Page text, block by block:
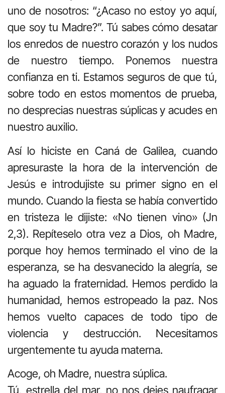
uno de nosotros: “¿Acaso no estoy yo aquí,
que soy tu Madre?”. Tú sabes cómo desatar
los enredos de nuestro corazón y los nudos
de nuestro tiempo. Ponemos nuestra
confianza en ti. Estamos seguros de que tú,
sobre todo en estos momentos de prueba,
no desprecias nuestras súplicas y acudes en
nuestro auxilio.
Así lo hiciste en Caná de Galilea, cuando
apresuraste la hora de la intervención de
Jesús e introdujiste su primer signo en el
mundo. Cuando la fiesta se había convertido
en tristeza le dijiste: «No tienen vino» (Jn
2,3). Repíteselo otra vez a Dios, oh Madre,
porque hoy hemos terminado el vino de la
esperanza, se ha desvanecido la alegría, se
ha aguado la fraternidad. Hemos perdido la
humanidad, hemos estropeado la paz. Nos
hemos vuelto capaces de todo tipo de
violencia y destrucción. Necesitamos
urgentemente tu ayuda materna.
Acoge, oh Madre, nuestra súplica.
Tú, estrella del mar, no nos dejes naufragar